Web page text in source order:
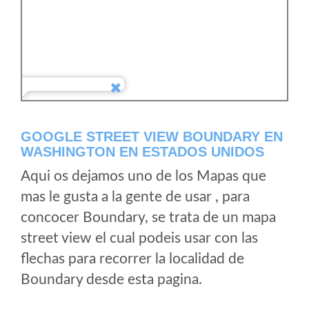
GOOGLE STREET VIEW BOUNDARY EN
WASHINGTON EN ESTADOS UNIDOS
Aqui os dejamos uno de los Mapas que
mas le gusta a la gente de usar , para
concocer Boundary, se trata de un mapa
street view el cual podeis usar con las
flechas para recorrer la localidad de
Boundary desde esta pagina.